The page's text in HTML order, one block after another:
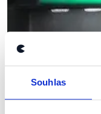
Souhlas